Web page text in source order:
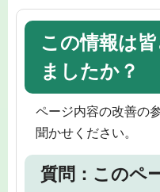
この情報は
ましたか？
ページ内容の改善の
聞かせください。
質問：このペ